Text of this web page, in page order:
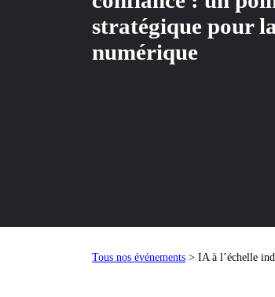
stratégique pour
numérique
Tous nos événements > IA à l’échelle